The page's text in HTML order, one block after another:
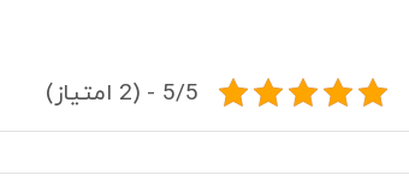
5/5 - (2 امتیاز)